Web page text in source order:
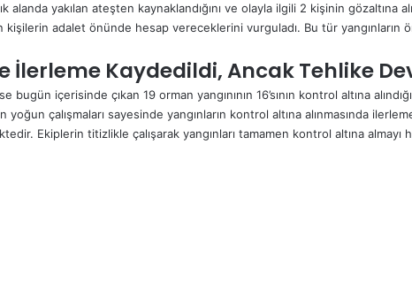
alanda yakılan ateşten kaynaklandığını ve olayla ilgili 2 kişinin gözaltına
kişilerin adalet önünde hesap vereceklerini vurguladı. Bu tür
İlerleme Kaydedildi, Ancak Tehlike
bugün içerisinde çıkan 19 orman yangınının 16’sının kontrol altına
çalışmaları sayesinde yangınların kontrol altına alınmasında
Ekiplerin titizlikle çalışarak yangınları tamamen kontrol altına